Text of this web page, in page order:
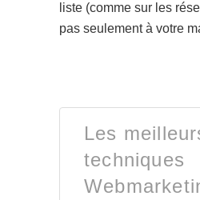
liste (comme sur les
pas seulement à votre
Les
techniques